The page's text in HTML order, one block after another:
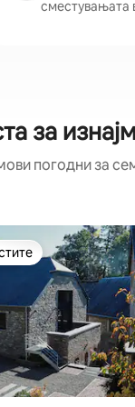
сместувањата
за
погодни за